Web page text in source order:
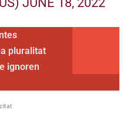
pluralitat
ignoren